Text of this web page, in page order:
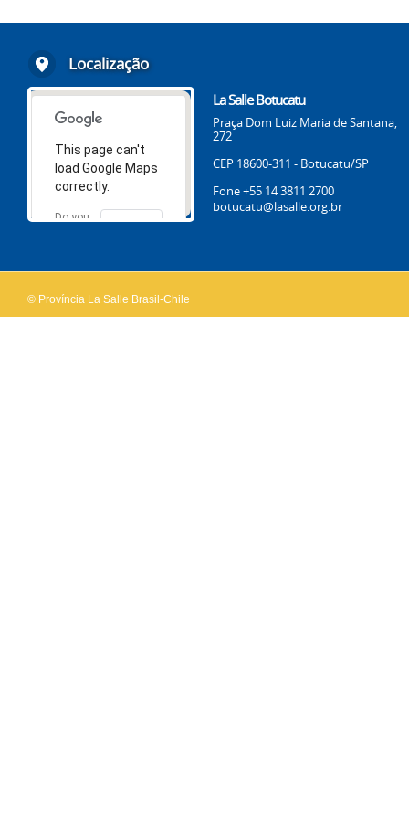
Localização
This page can't
load Google Maps
correctly.
Do you
OK
La Salle Botucatu
Praça Dom Luiz Maria de Santana,
272
CEP 18600-311 - Botucatu/SP
Fone +55 14 3811 2700
botucatu@lasalle.org.br
© Província La Salle Brasil-Chile